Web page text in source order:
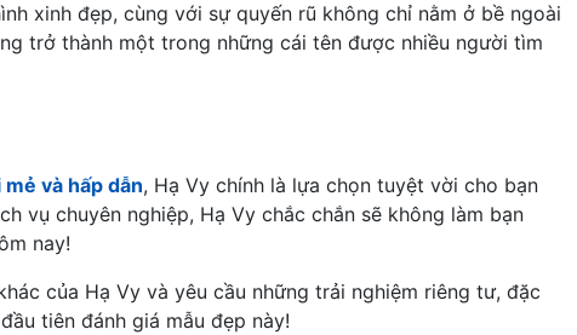
xinh đẹp, cùng với sự quyến rũ không chỉ nằm ở bề ngoài
trở thành một trong những cái tên được nhiều người tìm
và hấp dẫn, Hạ Vy chính là lựa chọn tuyệt vời cho bạn
vụ chuyên nghiệp, Hạ Vy chắc chắn sẽ không làm bạn
nay!
của Hạ Vy và yêu cầu những trải nghiệm riêng tư, đặc
tiên đánh giá mẫu đẹp này!